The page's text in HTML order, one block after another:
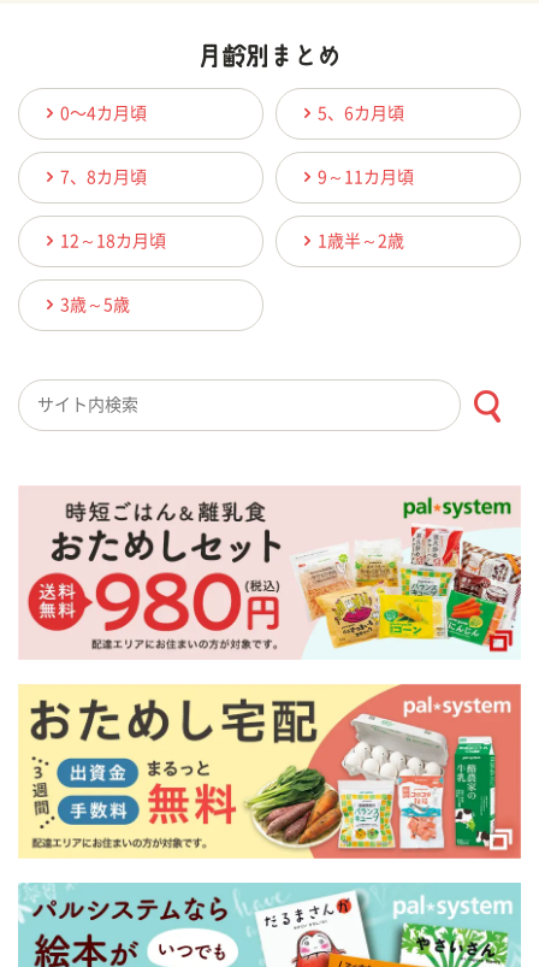
0〜4カ月頃 5、6カ月頃
7、8カ月頃 9～11カ月頃
12～18カ月頃 1歳半～2歳
3歳～5歳
検索キーワード入力